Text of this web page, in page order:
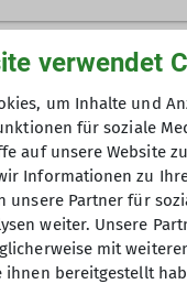
mal nicht so lang
verwendet
um Inhalte und
für soziale
auf unsere Website
Informationen zu
unsere Partner für
weiter. Unsere
mit
ihnen bereitgestellt